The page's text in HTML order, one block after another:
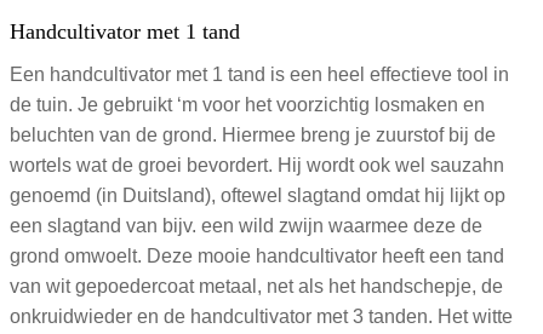
Handcultivator met 1 tand
Een handcultivator met 1 tand is een heel effectieve tool in
de tuin. Je gebruikt ‘m voor het voorzichtig losmaken en
beluchten van de grond. Hiermee breng je zuurstof bij de
wortels wat de groei bevordert. Hij wordt ook wel sauzahn
genoemd (in Duitsland), oftewel slagtand omdat hij lijkt op
een slagtand van bijv. een wild zwijn waarmee deze de
grond omwoelt. Deze mooie handcultivator heeft een tand
van wit gepoedercoat metaal, net als het handschepje, de
onkruidwieder en de handcultivator met 3 tanden. Het witte